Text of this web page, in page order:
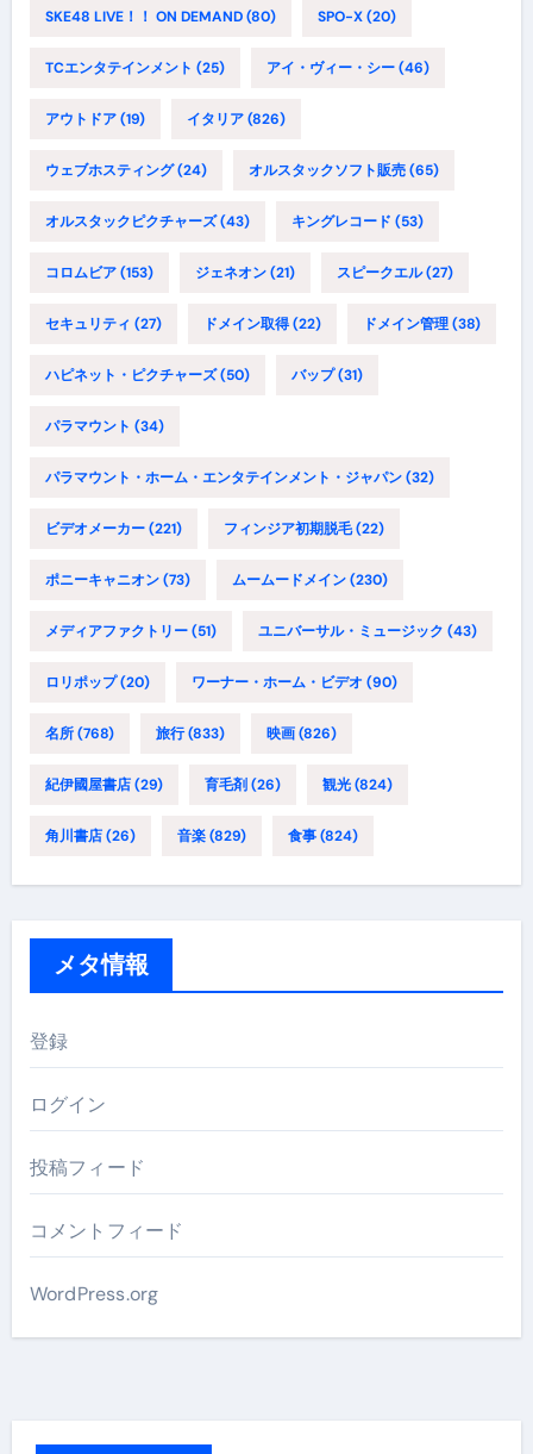
SKE48 LIVE！！ ON DEMAND(80) SPO-X(20)
TCエンタテインメント (25) アイ・ヴィー・シー(46)
アウトドア(19) イタリア(826)
ウェブホスティング(24) オルスタックソフト販売(65)
オルスタックピクチャーズ(43) キングレコード (53)
コロムビア(153) ジェネオン(21) スピークエル(27)
セキュリティ (27) ドメイン取得(22) ドメイン管理(38)
ハピネット・ピクチャーズ(50) バップ(31)
パラマウント (34)
パラマウント・ホーム・エンタテインメント・ジャパン(32)
ビデオメーカー(221) フィンジア初期脱毛(22)
ポニーキャニオン(73) ムームードメイン(230)
メディアファクトリー(51) ユニバーサル・ミュージック (43)
ロリポップ(20) ワーナー・ホーム・ビデオ (90)
名所(768) 旅行(833) 映画(826)
紀伊國屋書店(29) 育毛剤 (26) 観光(824)
角川書店(26) 音楽(829) 食事(824)
メタ情報
登録
ログイン
投稿フィード
コメントフィード
WordPress.org